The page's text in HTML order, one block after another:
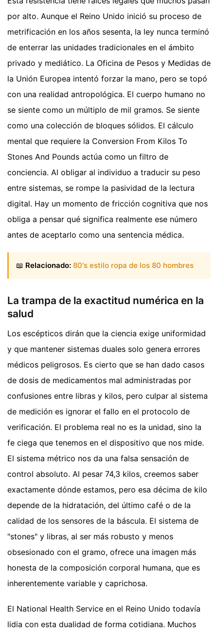
por alto. Aunque el Reino Unido inició su proceso de
metrificación en los años sesenta, la ley nunca terminó
de enterrar las unidades tradicionales en el ámbito
privado y mediático. La Oficina de Pesos y Medidas de
la Unión Europea intentó forzar la mano, pero se topó
con una realidad antropológica. El cuerpo humano no
se siente como un múltiplo de mil gramos. Se siente
como una colección de bloques sólidos. El cálculo
mental que requiere la Conversion From Kilos To
Stones And Pounds actúa como un filtro de
conciencia. Al obligar al individuo a traducir su peso
entre sistemas, se rompe la pasividad de la lectura
digital. Hay un momento de fricción cognitiva que nos
obliga a pensar qué significa realmente ese número
antes de aceptarlo como una sentencia médica.
📖 Relacionado: 80's estilo ropa de los 80 hombres
La trampa de la exactitud numérica en la
salud
Los escépticos dirán que la ciencia exige uniformidad
y que mantener sistemas duales solo genera errores
médicos peligrosos. Es cierto que se han dado casos
de dosis de medicamentos mal administradas por
confusiones entre libras y kilos, pero culpar al sistema
de medición es ignorar el fallo en el protocolo de
verificación. El problema real no es la unidad, sino la
fe ciega que tenemos en el dispositivo que nos mide.
El sistema métrico nos da una falsa sensación de
control absoluto. Al pesar 74,3 kilos, creemos saber
exactamente dónde estamos, pero esa décima de kilo
depende de la hidratación, del último café o de la
calidad de los sensores de la báscula. El sistema de
"stones" y libras, al ser más robusto y menos
obsesionado con el gramo, ofrece una imagen más
honesta de la composición corporal humana, que es
inherentemente variable y caprichosa.
El National Health Service en el Reino Unido todavía
lidia con esta dualidad de forma cotidiana. Muchos